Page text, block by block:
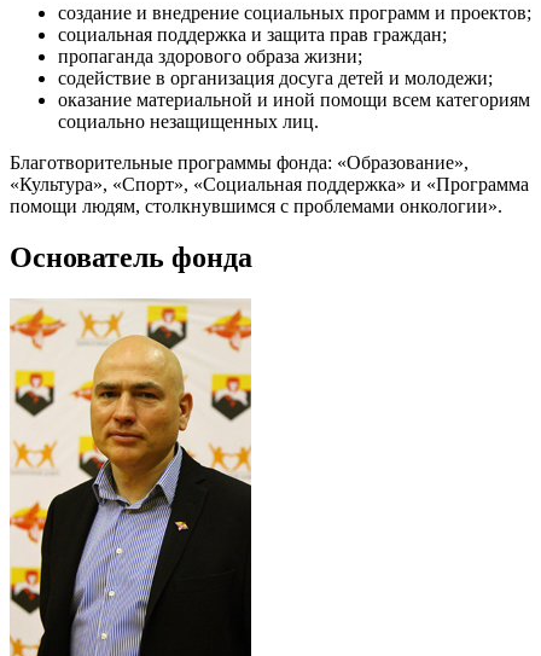
создание и внедрение социальных программ и проектов;
социальная поддержка и защита прав граждан;
пропаганда здорового образа жизни;
содействие в организация досуга детей и молодежи;
оказание материальной и иной помощи всем категориям
социально незащищенных лиц.
Благотворительные программы фонда: «Образование»,
«Культура», «Спорт», «Социальная поддержка» и «Программа
помощи людям, столкнувшимся с проблемами онкологии».
Основатель фонда